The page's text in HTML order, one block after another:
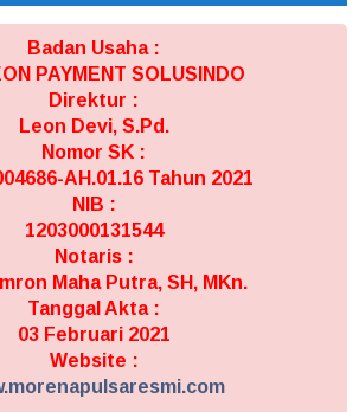
Badan Usaha :
PAYMENT SOLUSINDO
Direktur :
Leon Devi, S.Pd.
Nomor SK :
AH.01.16 Tahun 2021
NIB :
1203000131544
Notaris :
Maha Putra, SH, MKn.
Tanggal Akta :
03 Februari 2021
Website :